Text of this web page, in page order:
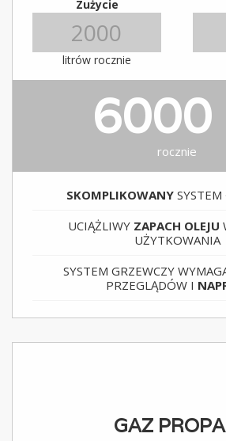
Zużycie
litrów rocznie
6000
rocznie
SKOMPLIKOWANYSYSTEM
UCIĄŻLIWY ZAPACH OLEJU
UŻYTKOWANIA
SYSTEM GRZEWCZY
PRZEGLĄDÓW I
GAZ